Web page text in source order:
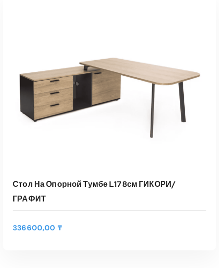
Быстрый Просмотр
Стол На Опорной Тумбе L178см ГИКОРИ/
ГРАФИТ
336600,00 ₸